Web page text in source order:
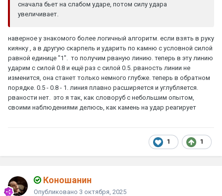
сначала бьет на слабом ударе, потом силу удара
увеличивает.
наверное у знакомого более логичный алгоритм. если взять в руку
киянку , а в другую скарпель и ударить по камню с условной силой
равной единице "1". то получим рваную линию. теперь в эту линию
ударим с силой 0.8 и ещё раз с силой 0.5. рваность линии не
изменится, она станет только немного глубже. теперь в обратном
порядке. 0.5 - 0.8 - 1. линия плавно расширяется и углубляется.
рваности нет. это я так, как словоруб с небольшим опытом,
своими наблюдениями делюсь, как камень на удар реагирует
1 1
Коношанин
Опубликовано 3 октября, 2025